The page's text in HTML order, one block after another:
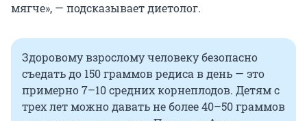
мягче», — подсказывает диетолог.
Здоровому взрослому человеку безопасно
съедать до 150 граммов редиса в день — это
примерно 7–10 средних корнеплодов. Детям с
трех лет можно давать не более40–50граммов